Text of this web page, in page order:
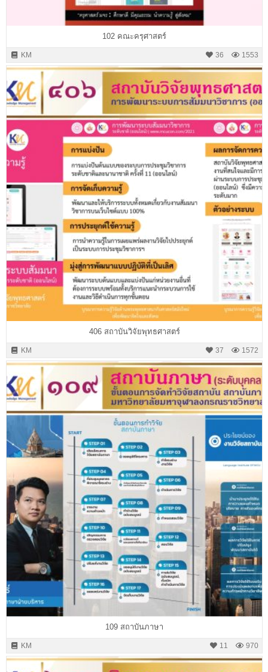
102 คณะครุศาสตร์
KM 1553
36
406 สถาบันวิจัยพุทธศาสตร์
KM 1572
37
109 สถาบันภาษา
KM 970
11